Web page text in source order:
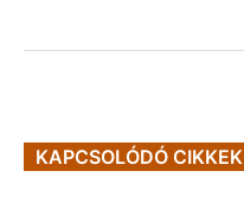
KAPCSOLÓDÓ CIKKEK